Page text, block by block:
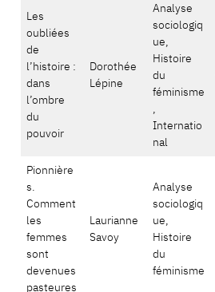
Les
oubliées
de
l’histoire :
dans
l’ombre
du
pouvoir
Dorothée
Lépine
Analyse
sociologiq
ue,
Histoire
du
féminisme
,
Internatio
nal
Pionnière
s.
Comment
les
femmes
sont
devenues
pasteures
Laurianne
Savoy
Analyse
sociologiq
ue,
Histoire
du
féminisme